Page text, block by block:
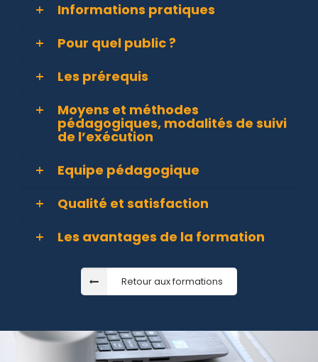
Informations pratiques
Pour quel public ?
Les prérequis
Moyens et méthodes
pédagogiques, modalités de suivi
de l’exécution
Equipe pédagogique
Qualité et satisfaction
Les avantages de la formation
Retour aux formations